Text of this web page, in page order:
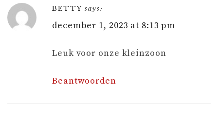
BETTY says:
december 1, 2023 at 8:13 pm
Leuk voor onze kleinzoon
Beantwoorden